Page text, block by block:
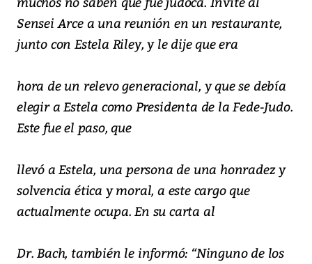
Sensei Arce a una reunión en un restaurante,
junto con Estela Riley, y le dije que era
hora de un relevo generacional, y que se debía
elegir a Estela como Presidenta de la Fede-Judo.
Este fue el paso, que
llevó a Estela, una persona de una honradez y
solvencia ética y moral, a este cargo que
actualmente ocupa. En su carta al
Dr. Bach, también le informó: “Ninguno de los